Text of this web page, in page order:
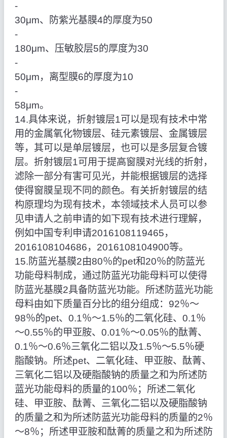
‑
30μm、防紫光基膜4的厚度为50
‑
180μm、压敏胶层5的厚度为30
‑
50μm，离型膜6的厚度为10
‑
58μm。
14.具体来说，折射镀层1可以是现有技术中常
用的金属氧化物镀层、硅元素镀层、金属镀层
等，其可以是单层镀层，也可以是多层复合镀
层。折射镀层1可用于提高窗膜对光线的折射，
滤除一部分有害可见光，并能根据镀层的选择
使得窗膜呈现不同的颜色。有关折射镀层的结
构原理均为现有技术，本领域技术人员可以参
见申请人之前申请的如下现有技术进行理解，
例如中国专利申请2016108119465，
2016108104686，2016108104900等。
15.防蓝光基膜2由80％的pet和20％的防蓝光
功能母料制成，通过防蓝光功能母料可以使得
防蓝光基膜2具备防蓝光功能。所述防蓝光功能
母料由如下质量百分比的组分组成：92％～
98％的pet、0.1％～1.5％的二氧化硅、0.1％
～0.55％的甲亚胺、0.01％～0.05％的酞菁、
0.1％～0.6％三氧化二铝以及1.5％～5.5％硬
脂酸钠。所述pet、二氧化硅、甲亚胺、酞菁、
三氧化二铝以及硬脂酸钠的质量之和为所述防
蓝光功能母料的质量的100％；所述二氧化
硅、甲亚胺、酞菁、三氧化二铝以及硬脂酸钠
的质量之和为所述防蓝光功能母料的质量的2％
～8％；所述甲亚胺和酞菁的质量之和为所述防